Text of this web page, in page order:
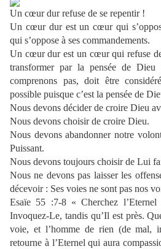
Un cœur dur refuse de se repentir !
Un cœur dur est un cœur qui
qui s’oppose à ses commandements.
Un cœur dur est un cœur qui refuse
transformer par la pensée de
comprenons pas, doit être
possible puisque c’est la pensée de
Nous devons décider de croire Dieu
Nous devons choisir de croire Dieu.
Nous devons abandonner notre
Puissant.
Nous devons toujours choisir de Lui
Nous ne devons pas laisser les
décevoir : Ses voies ne sont pas nos
Esaïe 55 :7-8 « Cherchez
Invoquez-Le, tandis qu’Il est près.
voie, et l’homme de rien (de mal,
retourne à l’Eternel qui aura